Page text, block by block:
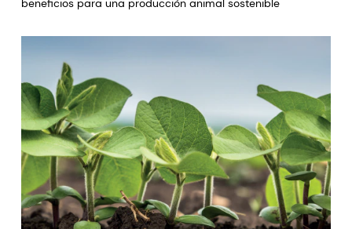
beneficios para una producción animal sostenible